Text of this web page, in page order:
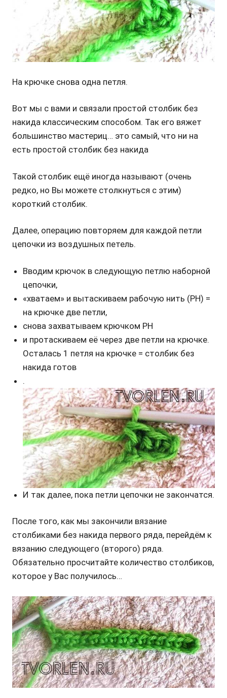
На крючке снова одна петля.
Вот мы с вами и связали простой столбик без
накида классическим способом. Так его вяжет
большинство мастериц… это самый, что ни на
есть простой столбик без накида
Такой столбик ещё иногда называют (очень
редко, но Вы можете столкнуться с этим)
короткий столбик.
Далее, операцию повторяем для каждой петли
цепочки из воздушных петель.
Вводим крючок в следующую петлю наборной
цепочки,
«хватаем» и вытаскиваем рабочую нить (РН) =
на крючке две петли,
снова захватываем крючком РН
и протаскиваем её через две петли на крючке.
Осталась 1 петля на крючке = столбик без
накида готов
.
И так далее, пока петли цепочки не закончатся.
После того, как мы закончили вязание
столбиками без накида первого ряда, перейдём к
вязанию следующего (второго) ряда.
Обязательно просчитайте количество столбиков,
которое у Вас получилось…